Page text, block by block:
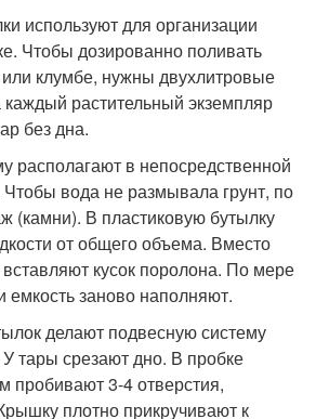
используют для организации
Чтобы дозированно поливать
или клумбе, нужны двухлитровые
растительный экземпляр
без дна.
располагают в непосредственной
Чтобы вода не размывала грунт, по
(камни). В пластиковую бутылку
от общего объема. Вместо
кусок поролона. По мере
емкость заново наполняют.
делают подвесную систему
тары срезают дно. В пробке
пробивают 3-4 отверстия,
плотно прикручивают к